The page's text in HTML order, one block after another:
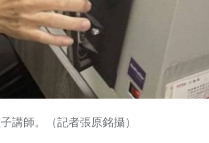
講師。（記者張原銘攝）